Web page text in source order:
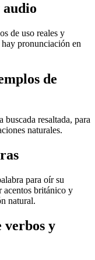
de uso reales y
pronunciación en
de
resaltada, para
naturales.
para oír su
acentos británico y
natural.
verbos y